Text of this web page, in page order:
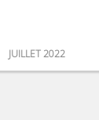
JUILLET 2022